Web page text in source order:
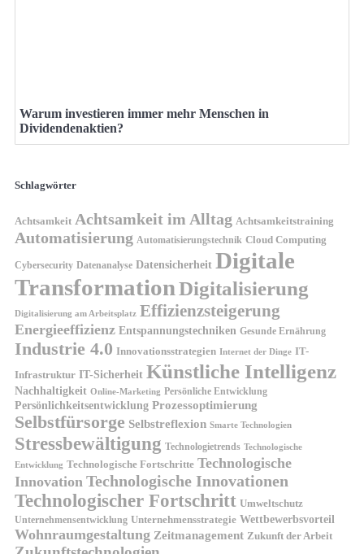
Warum investieren immer mehr Menschen in
Dividendenaktien?
Schlagwörter
Achtsamkeit Achtsamkeit im Alltag Achtsamkeitstraining
Automatisierung Automatisierungstechnik Cloud Computing
Cybersecurity Datenanalyse Datensicherheit Digitale
TransformationDigitalisierung
Digitalisierung am Arbeitsplatz Effizienzsteigerung
Energieeffizienz Entspannungstechniken Gesunde Ernährung
Industrie 4.0 Innovationsstrategien Internet der Dinge IT-
Infrastruktur IT-Sicherheit Künstliche Intelligenz
Nachhaltigkeit Online-Marketing Persönliche Entwicklung
Persönlichkeitsentwicklung Prozessoptimierung
Selbstfürsorge Selbstreflexion Smarte Technologien
Stressbewältigung Technologietrends Technologische
Entwicklung Technologische Fortschritte Technologische
Innovation Technologische Innovationen
Technologischer Fortschritt Umweltschutz
Unternehmensentwicklung Unternehmensstrategie Wettbewerbsvorteil
Wohnraumgestaltung Zeitmanagement Zukunft der Arbeit